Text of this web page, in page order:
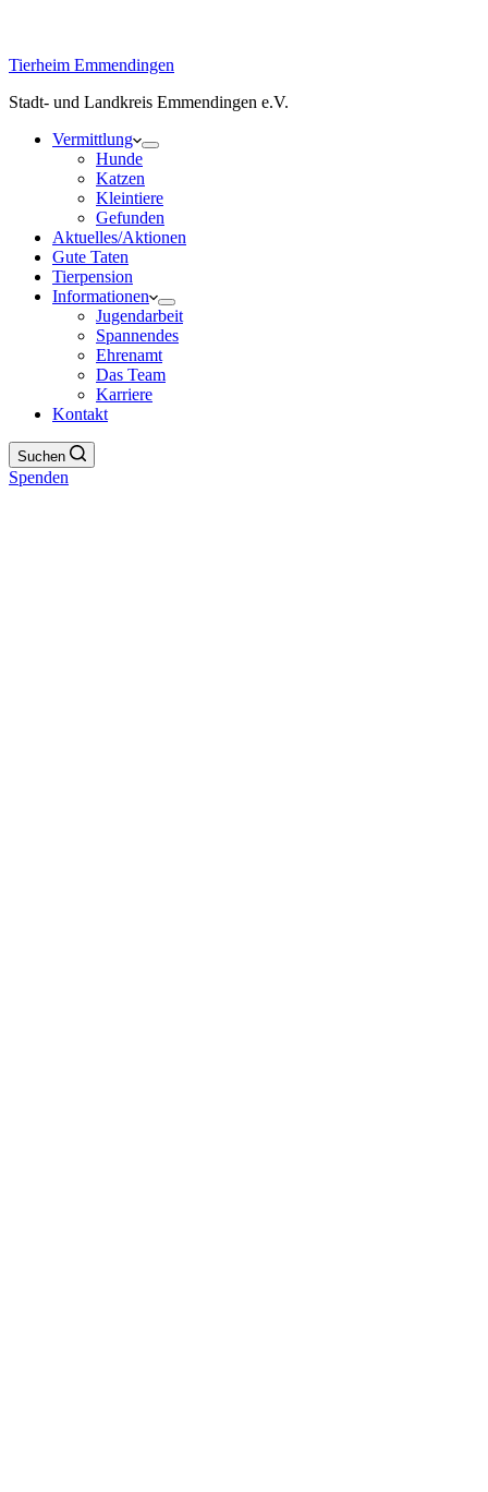
Tierheim Emmendingen
Stadt- und Landkreis Emmendingen e.V.
Vermittlung
Hunde
Katzen
Kleintiere
Gefunden
Aktuelles/Aktionen
Gute Taten
Tierpension
Informationen
Jugendarbeit
Spannendes
Ehrenamt
Das Team
Karriere
Kontakt
Suchen
Spenden